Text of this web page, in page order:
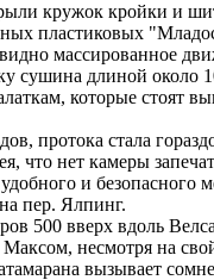
кружок кройки и
пластиковых
массированное
сушина длиной около
которые стоят
протока стала
нет камеры
и безопасного
пер. Ялпинг.
500 вверх вдоль
несмотря на
вызывает